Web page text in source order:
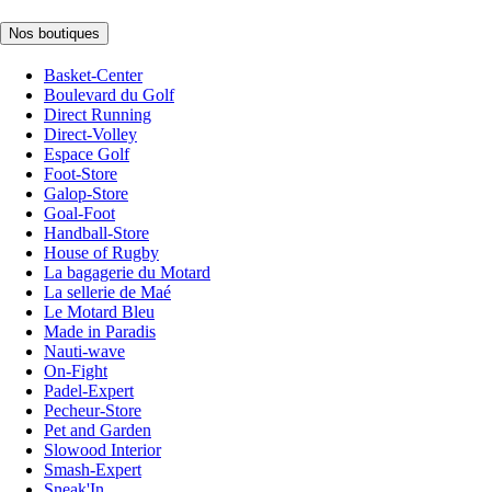
Nos boutiques
Basket-Center
Boulevard du Golf
Direct Running
Direct-Volley
Espace Golf
Foot-Store
Galop-Store
Goal-Foot
Handball-Store
House of Rugby
La bagagerie du Motard
La sellerie de Maé
Le Motard Bleu
Made in Paradis
Nauti-wave
On-Fight
Padel-Expert
Pecheur-Store
Pet and Garden
Slowood Interior
Smash-Expert